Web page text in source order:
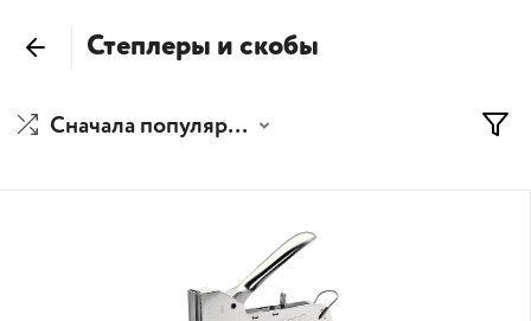
Степлеры и скобы
Сначала популярные